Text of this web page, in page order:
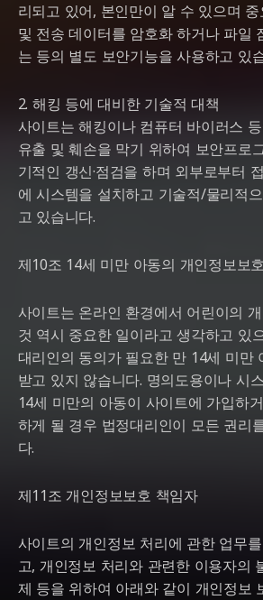
리되고 있어, 본인만이 알 수 있으며
및 전송 데이터를 암호화 하거나 파일
는 등의 별도 보안기능을 사용하고 있
2. 해킹 등에 대비한 기술적 대책
사이트는 해킹이나 컴퓨터 바이러스
유출 및 훼손을 막기 위하여 보안프로
기적인 갱신·점검을 하며 외부로부터
에 시스템을 설치하고 기술적/물리적
고 있습니다.
제10조 14세 미만 아동의 개인정보보호
사이트는 온라인 환경에서 어린이의
것 역시 중요한 일이라고 생각하고 있
대리인의 동의가 필요한 만 14세 미만
받고 있지 않습니다. 명의도용이나 시
14세 미만의 아동이 사이트에 가입하
하게 될 경우 법정대리인이 모든 권리
다.
제11조 개인정보보호 책임자
사이트의 개인정보 처리에 관한 업무
고, 개인정보 처리와 관련한 이용자의
제 등을 위하여 아래와 같이 개인정보